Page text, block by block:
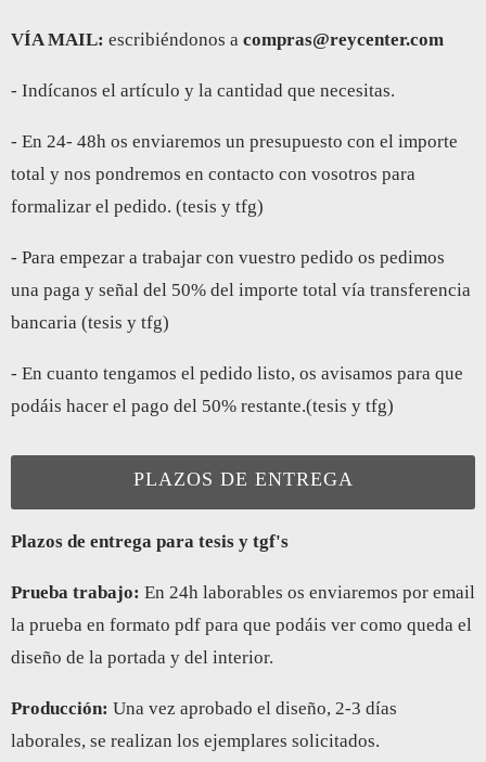
VÍA MAIL: escribiéndonos a compras@reycenter.com
- Indícanos el artículo y la cantidad que necesitas.
- En 24- 48h os enviaremos un presupuesto con el importe
total y nos pondremos en contacto con vosotros para
formalizar el pedido. (tesis y tfg)
- Para empezar a trabajar con vuestro pedido os pedimos
una paga y señal del 50% del importe total vía transferencia
bancaria (tesis y tfg)
- En cuanto tengamos el pedido listo, os avisamos para que
podáis hacer el pago del 50% restante.(tesis y tfg)
PLAZOS DE ENTREGA
Plazos de entrega para tesis y tgf's
Prueba trabajo: En 24h laborables os enviaremos por email
la prueba en formato pdf para que podáis ver como queda el
diseño de la portada y del interior.
Producción: Una vez aprobado el diseño, 2-3 días
laborales, se realizan los ejemplares solicitados.